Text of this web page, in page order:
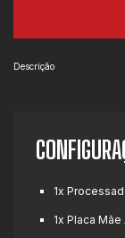
Descrição
1x
1x Placa